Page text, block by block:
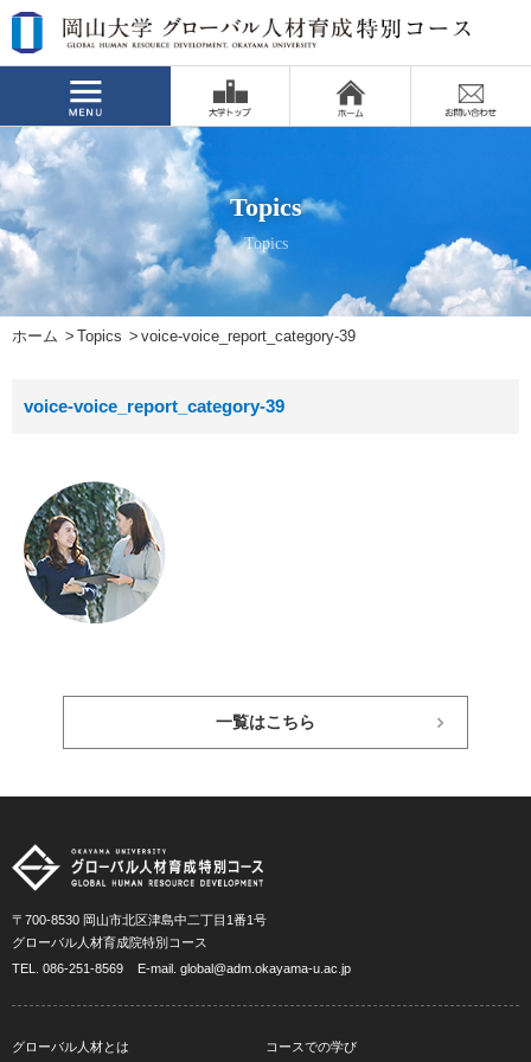
Topics
Topics
ホーム Topics voice-voice_report_category-39
voice-voice_report_category-39
一覧はこちら
〒700-8530 岡山市北区津島中二丁目1番1号
グローバル人材育成院特別コース
TEL. 086-251-8569 E-mail. global@adm.okayama-u.ac.jp
グローバル人材とは コースでの学び